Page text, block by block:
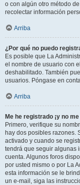
o con algún otro método
recolectar información
Arriba
¿Por qué no puedo
Es posible que La
el nombre de usuario con
deshabilitado. También
usuarios. Póngase en
Arriba
Me he registrado ¡y no
Primero, verifique su
hay dos posibles razones.
activado y cuando se
tendrá que seguir algunas
cuenta. Algunos foros
por usted mismo o por La
esta información se le
un e-mail, siga las